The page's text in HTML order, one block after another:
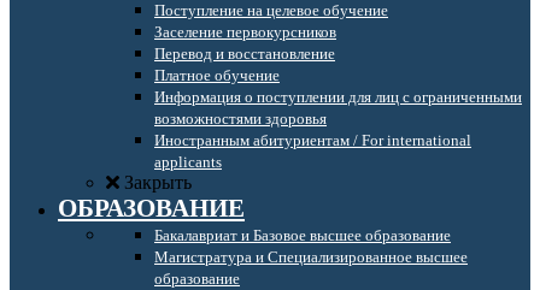
Поступление на целевое обучение
Заселение первокурсников
Перевод и восстановление
Платное обучение
Информация о поступлении для лиц с ограниченными
возможностями здоровья
Иностранным абитуриентам / For international
applicants
Закрыть
ОБРАЗОВАНИЕ
Бакалавриат и Базовое высшее образование
Магистратура и Специализированное высшее
образование